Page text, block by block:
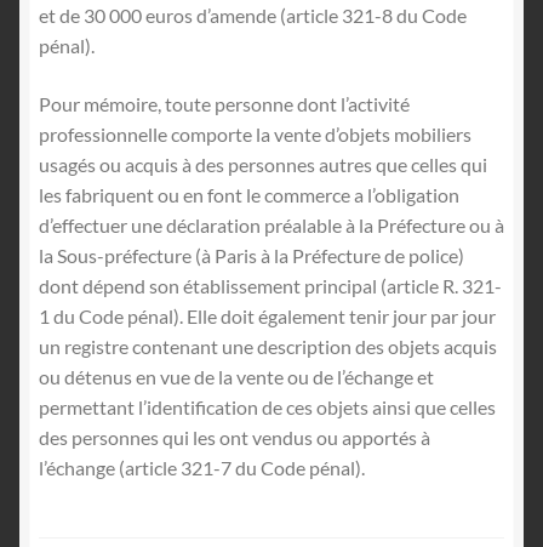
et de 30 000 euros d’amende (article 321-8 du Code
pénal).
Pour mémoire, toute personne dont l’activité
professionnelle comporte la vente d’objets mobiliers
usagés ou acquis à des personnes autres que celles qui
les fabriquent ou en font le commerce a l’obligation
d’effectuer une déclaration préalable à la Préfecture ou à
la Sous-préfecture (à Paris à la Préfecture de police)
dont dépend son établissement principal (article R. 321-
1 du Code pénal). Elle doit également tenir jour par jour
un registre contenant une description des objets acquis
ou détenus en vue de la vente ou de l’échange et
permettant l’identification de ces objets ainsi que celles
des personnes qui les ont vendus ou apportés à
l’échange (article 321-7 du Code pénal).